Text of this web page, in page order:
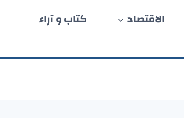
الاقتصاد
كتاب و آراء